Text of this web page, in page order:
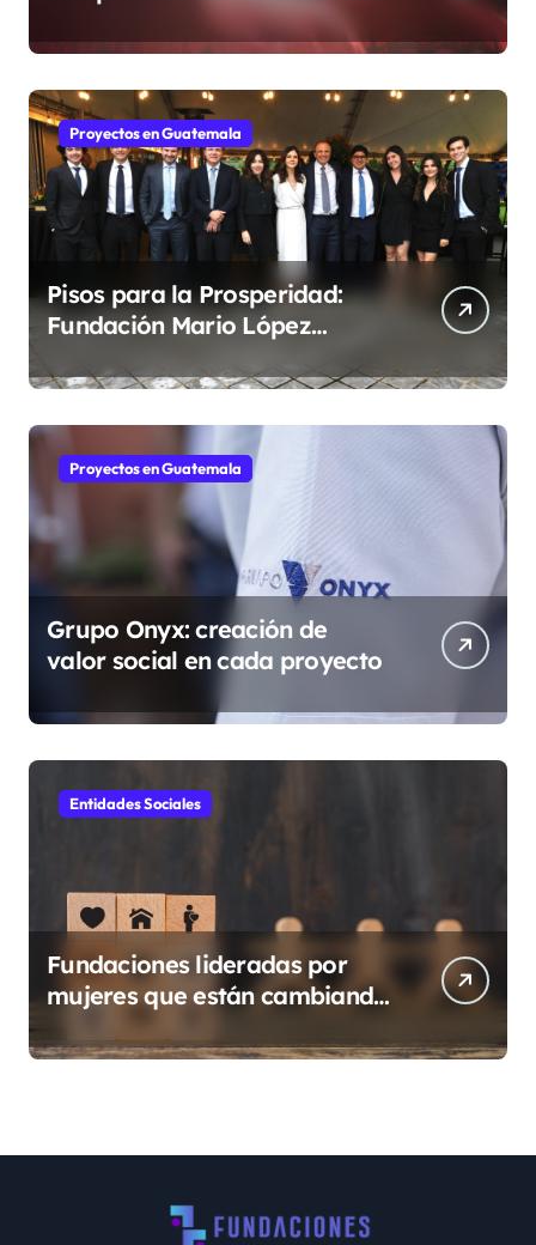
social desde la Fundación
Mario López Estrada
Proyectos en Guatemala
Pisos para la Prosperidad:
Fundación Mario López
guatemaltecas
Proyectos en Guatemala
Grupo Onyx: creación de
valor social en cada proyecto
Entidades Sociales
Fundaciones lideradas por
mujeres que están cambiando
Guatemala